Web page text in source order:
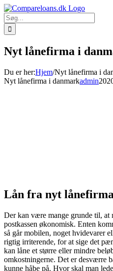
Skip
to
content
Søg
efter:
Nyt lånefirma i
Du er her:Hjem/Nyt lånefirma i
Nyt lånefirma i danmarkadmin
Lån fra nyt
Der kan være mange grunde til, at
postkassen økonomisk. Enten
så går mobilen, noget hvidevarer
rigtig irriterende, for at sige det
kan låne et større eller mindre
omkostningerne. Det er desværre
kunne håbe på. Hvor skal man